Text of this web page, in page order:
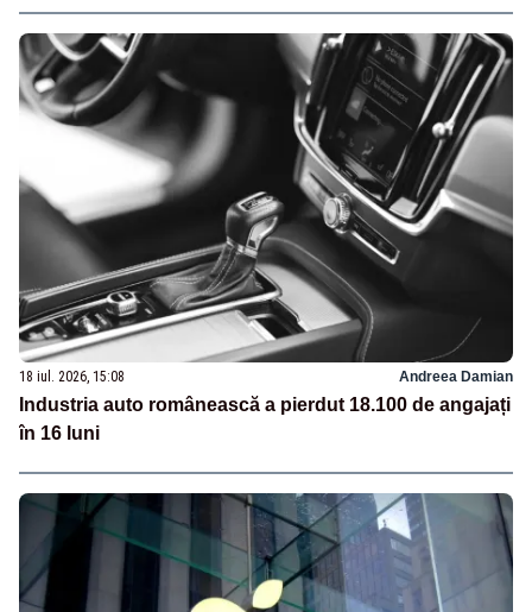
18 iul. 2026, 15:08 Andreea Damian
Industria auto românească a pierdut 18.100 de angajați
în 16 luni